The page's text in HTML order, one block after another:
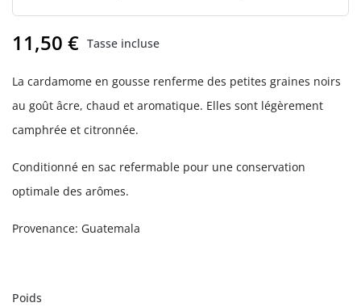
11,50 € Tasse incluse
La cardamome en gousse renferme des petites graines noirs
au goût âcre, chaud et aromatique. Elles sont légèrement
camphrée et citronnée.
Conditionné en sac refermable pour une conservation
optimale des arômes.
Provenance: Guatemala
Poids